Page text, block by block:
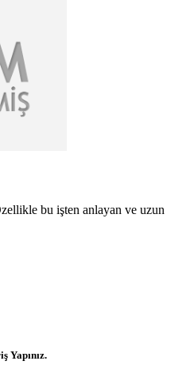
bu işten anlayan ve uzun
Yapınız.